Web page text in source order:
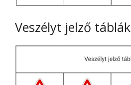
Veszélyt jelző táblák